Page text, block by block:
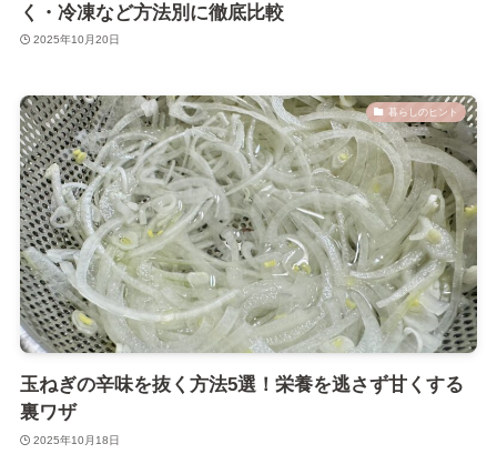
く・冷凍など方法別に徹底比較
2025年10月20日
暮らしのヒント
玉ねぎの辛味を抜く方法5選！栄養を逃さず甘くする
裏ワザ
2025年10月18日